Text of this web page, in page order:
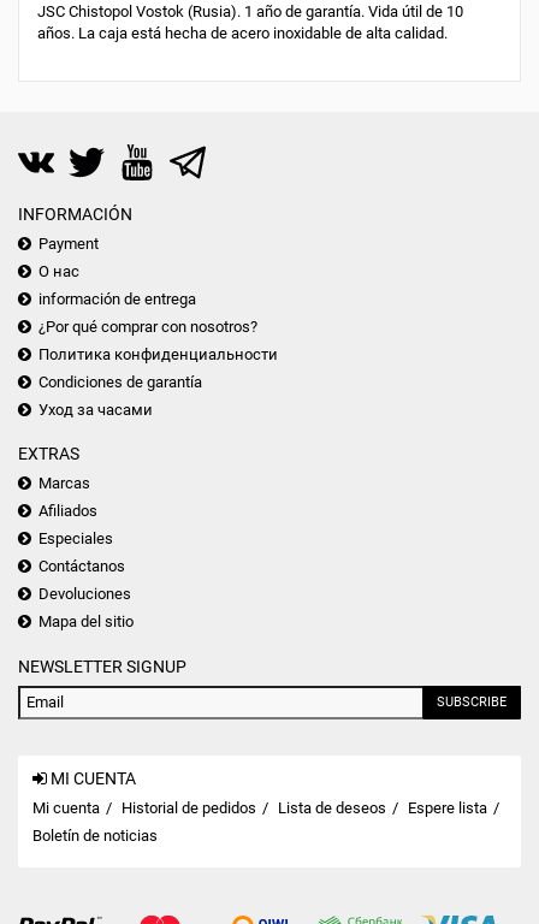
JSC Chistopol Vostok (Rusia). 1 año de garantía. Vida útil de 10
años. La caja está hecha de acero inoxidable de alta calidad.
INFORMACIÓN
Payment
О нас
información de entrega
¿Por qué comprar con nosotros?
Политика конфиденциальности
Condiciones de garantía
Уход за часами
EXTRAS
Marcas
Afiliados
Especiales
Contáctanos
Devoluciones
Mapa del sitio
NEWSLETTER SIGNUP
SUBSCRIBE
MI CUENTA
Mi cuenta Historial de pedidos Lista de deseos
Espere lista
Boletín de noticias